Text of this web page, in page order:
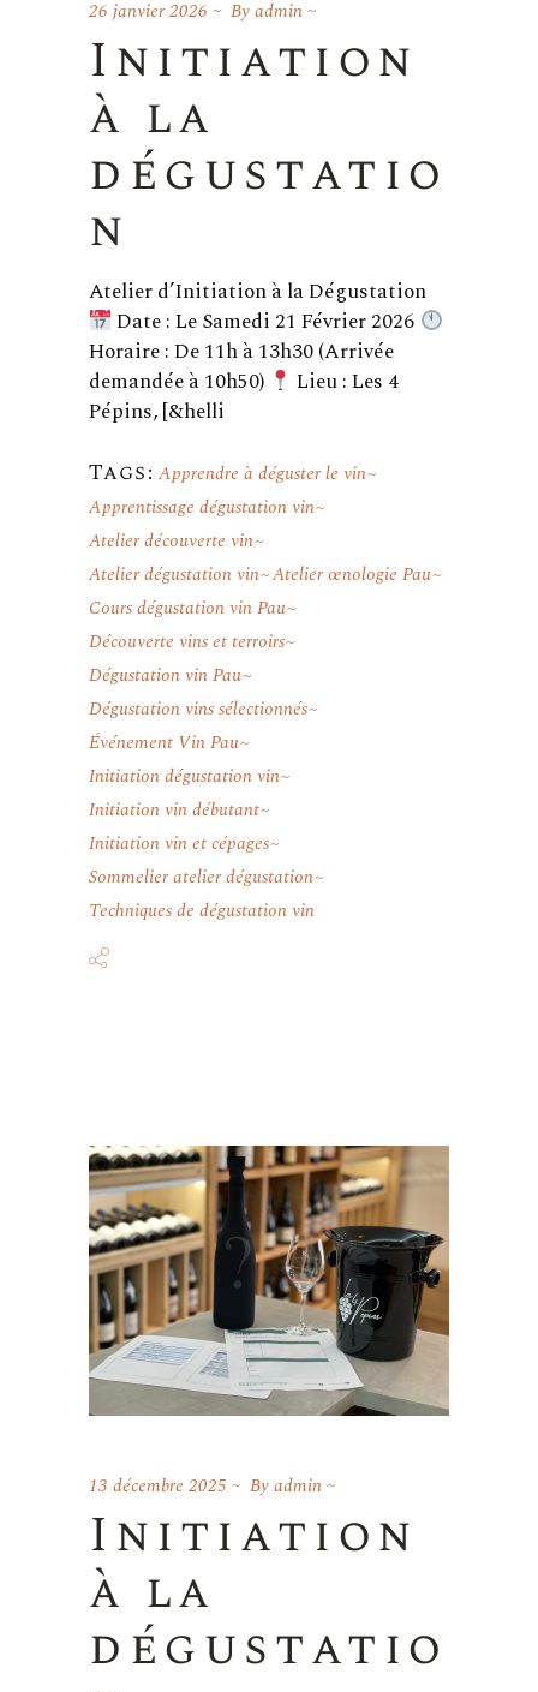
26 janvier 2026 Byadmin
Initiation
à la
dégustatio
n
Atelier d’Initiation à la Dégustation
Date : Le Samedi 21 Février 2026
Horaire : De 11h à 13h30 (Arrivée
demandée à 10h50)
Lieu : Les 4
Pépins, [&helli
Tags: Apprendre à déguster le vin
Apprentissage dégustation vin
Atelier découverte vin
Atelier dégustation vin Atelier œnologie Pau
Cours dégustation vin Pau
Découverte vins et terroirs
Dégustation vin Pau
Dégustation vins sélectionnés
Événement Vin Pau
Initiation dégustation vin
Initiation vin débutant
Initiation vin et cépages
Sommelier atelier dégustation
Techniques de dégustation vin
13 décembre 2025 Byadmin
Initiation
à la
dégustatio